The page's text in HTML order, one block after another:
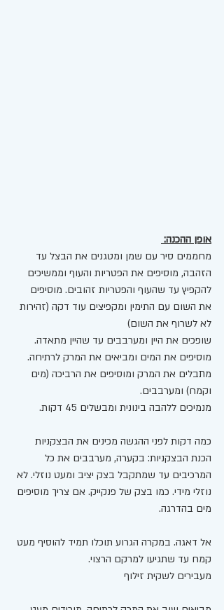
אופן ההכנה:
מחממים סיר עם שמן ומטגנים את הבצל עד
הזהבה, מוסיפים את הפטריות והעוף וממשיכים
להקפיץ עד שהעוף והפטריות זהובים. מוסיפים
את השום עם התימין ומקפיצים עוד דקה (זהירות
לא לשרוף את השום)
שופכים את היין ומערבבים עד שהיין מתאדה.
מוסיפים את המים ומביאים את המרק לרתיחה.
מתבלים את המרק ומוסיפים את הרביכה (מים
וקמח) ומערבבים.
מנמיכים ללהבה בינונית ומבשלים 45 דקות.
כמה דקות לפני ההגשה מכינים את הבצקניות
הכנת הבצקניות: בקערה, מערבבים את כל
המרכיבים עד שמתקבל בצק יציב ומעט נוזלי. לא
נוזלי מידי. כמו בצק של פנקייק. אם צריך מוסיפים
מים בהדרגה.
אל דאגה. במקרה הגרוע תוכלו תמיד להוסיף מעט
קמח עד שתגיעו למרקם הרצוי.
מעבירים לשקית זילוף